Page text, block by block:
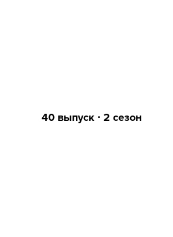
40 выпуск ∙ 2 сезон